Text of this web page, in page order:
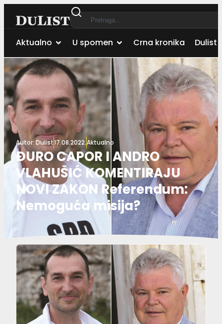
Aktualno U spomen Crna kronika Dulist
Autor:Dulist17.08.2022.Aktualno
ĐURO CAPOR I ANDRO
VLAHUŠIĆ KOMENTIRAJU
NOVI ZAKON Referendum:
Nemoguća misija?